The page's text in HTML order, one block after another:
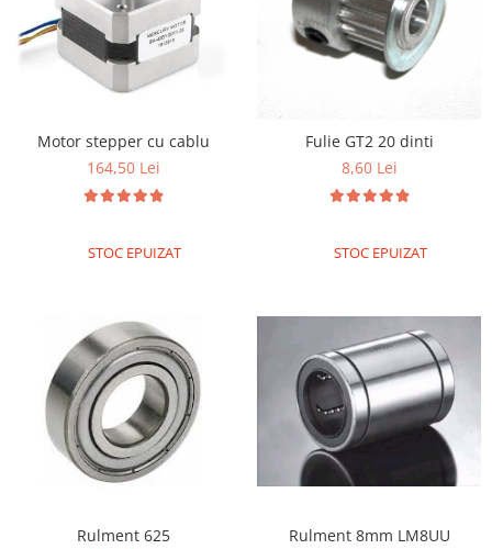
Motor stepper cu cablu
164,50 Lei
STOC EPUIZAT
Fulie GT2 20 dinti
8,60 Lei
STOC EPUIZAT
Rulment 625
Rulment 8mm LM8UU